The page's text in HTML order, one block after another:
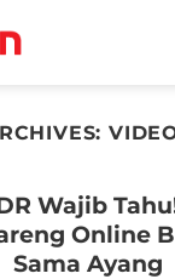
Wajib
Online
Sama Ayang